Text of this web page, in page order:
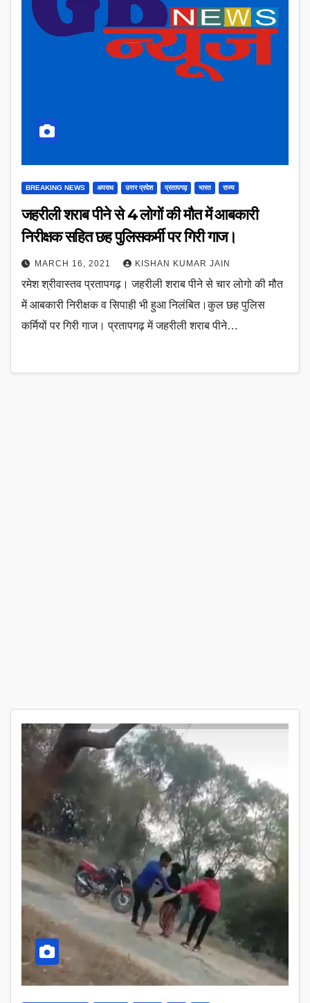
BREAKING NEWS अपराध उत्तर प्रदेश प्रतापगढ़ भारत राज्य
जहरीली शराब पीने से 4 लोगों की मौत में आबकारी
निरीक्षक सहित छह पुलिसकर्मी पर गिरी गाज।
MARCH 16, 2021 KISHAN KUMAR JAIN
रमेश श्रीवास्तव प्रतापगढ़। जहरीली शराब पीने से चार लोगो की मौत
में आबकारी निरीक्षक व सिपाही भी हुआ निलंबित।कुल छह पुलिस
कर्मियों पर गिरी गाज। प्रतापगढ़ में जहरीली शराब पीने…